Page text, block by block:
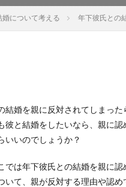
婚について考える 年下彼氏との
結婚を親に反対されてしまった
彼と結婚をしたいなら、親に認
いいのでしょうか？
では年下彼氏との結婚を親に
いて、親が反対する理由や認め